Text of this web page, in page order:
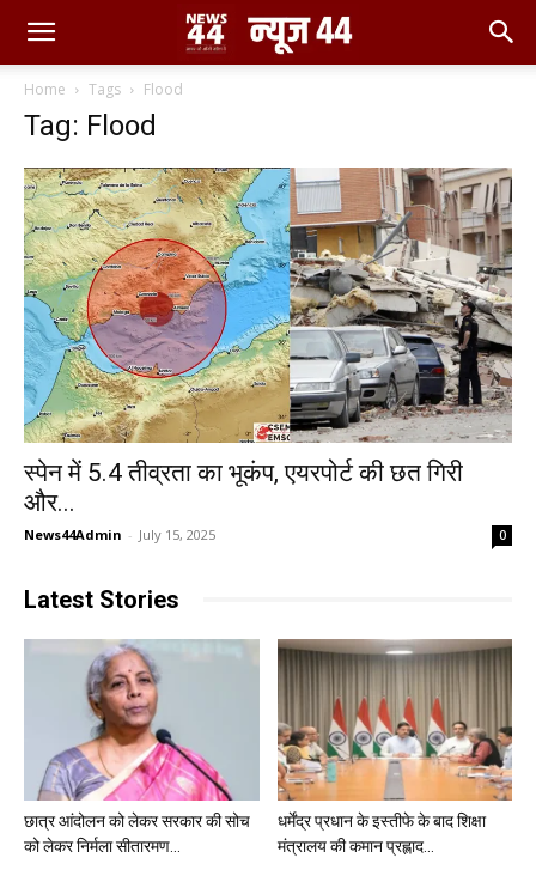
Home Tags Flood
Tag: Flood
स्पेन में 5.4 तीव्रता का भूकंप, एयरपोर्ट की छत गिरी
और...
News44Admin - July 15, 2025 0
Latest Stories
छात्र आंदोलन को लेकर सरकार की सोच
को लेकर निर्मला सीतारमण...
धर्मेंद्र प्रधान के इस्तीफे के बाद शिक्षा
मंत्रालय की कमान प्रह्लाद...